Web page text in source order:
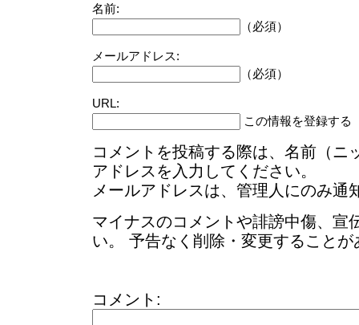
名前:
（必須）
メールアドレス:
（必須）
URL:
この情報を登録する
コメントを投稿する際は、名前（ニ
アドレスを入力してください。
メールアドレスは、管理人にのみ通
マイナスのコメントや誹謗中傷、宣
い。 予告なく削除・変更することが
コメント: